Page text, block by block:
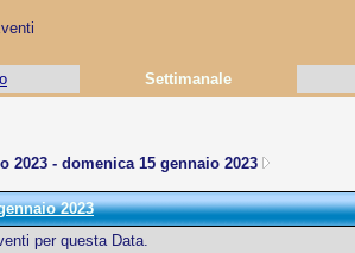
Settimanale
2023 - domenica 15 gennaio 2023
2023
per questa Data.